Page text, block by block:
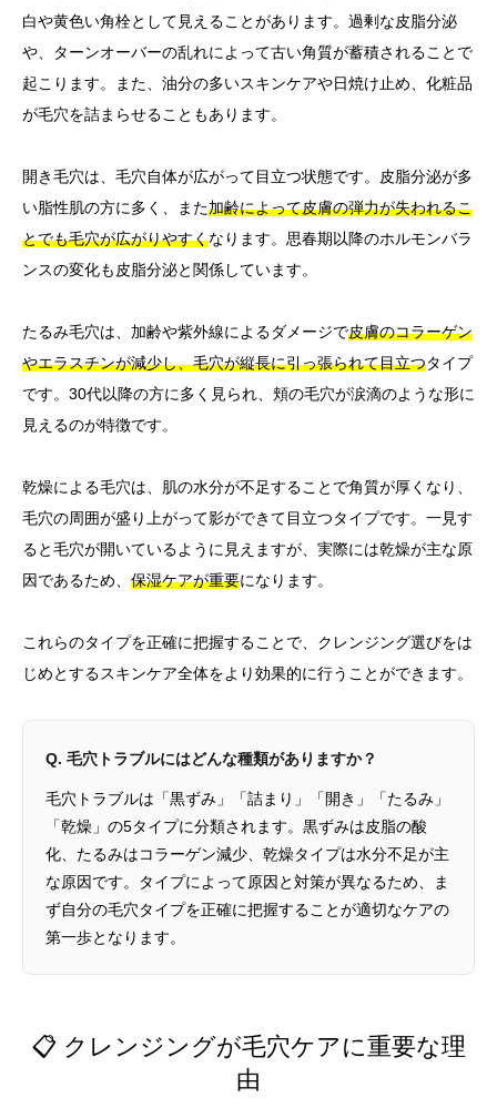
白や黄色い角栓として見えることがあります。過剰な皮脂分泌
や、ターンオーバーの乱れによって古い角質が蓄積されることで
起こります。また、油分の多いスキンケアや日焼け止め、化粧品
が毛穴を詰まらせることもあります。
開き毛穴は、毛穴自体が広がって目立つ状態です。皮脂分泌が多
い脂性肌の方に多く、また加齢によって皮膚の弾力が失われるこ
とでも毛穴が広がりやすくなります。思春期以降のホルモンバラ
ンスの変化も皮脂分泌と関係しています。
たるみ毛穴は、加齢や紫外線によるダメージで皮膚のコラーゲン
やエラスチンが減少し、毛穴が縦長に引っ張られて目立つタイプ
です。30代以降の方に多く見られ、頬の毛穴が涙滴のような形に
見えるのが特徴です。
乾燥による毛穴は、肌の水分が不足することで角質が厚くなり、
毛穴の周囲が盛り上がって影ができて目立つタイプです。一見す
ると毛穴が開いているように見えますが、実際には乾燥が主な原
因であるため、 保湿ケアが重要になります。
これらのタイプを正確に把握することで、クレンジング選びをは
じめとするスキンケア全体をより効果的に行うことができます。
Q. 毛穴トラブルにはどんな種類がありますか？
毛穴トラブルは「黒ずみ」「詰まり」「開き」「たるみ」
「乾燥」の5タイプに分類されます。黒ずみは皮脂の酸
化、たるみはコラーゲン減少、乾燥タイプは水分不足が主
な原因です。タイプによって原因と対策が異なるため、ま
ず自分の毛穴タイプを正確に把握することが適切なケアの
第一歩となります。
📋 クレンジングが毛穴ケアに重要な理
由